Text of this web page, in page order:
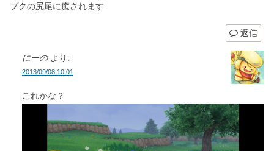
プクの尻尾に癒されます
返信
にーの より:
2013/09/08 10:01
これかな？